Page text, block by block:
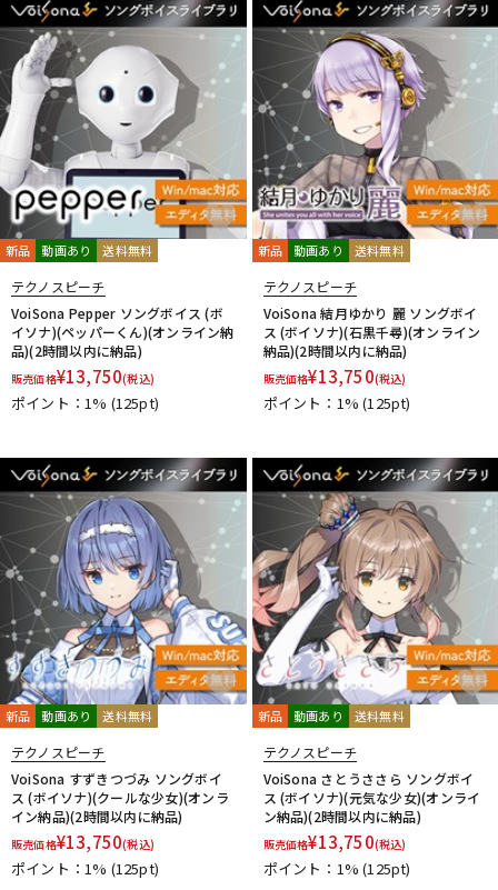
新品 動画あり 送料無料
テクノスピーチ
VoiSona Pepper ソングボイス (ボ
イソナ)(ペッパーくん)(オンライン納
品)(2時間以内に納品)
販売価格¥13,750(税込)
ポイント：1% (125pt)
新品 動画あり 送料無料
テクノスピーチ
VoiSona 結月ゆかり 麗 ソングボイ
ス (ボイソナ)(石黒千尋)(オンライン
納品)(2時間以内に納品)
販売価格¥13,750(税込)
ポイント：1%(125pt)
新品 動画あり 送料無料
テクノスピーチ
VoiSona すずきつづみ ソングボイ
ス (ボイソナ)(クールな少女)(オンラ
イン納品)(2時間以内に納品)
販売価格¥13,750(税込)
ポイント：1% (125pt)
新品 動画あり 送料無料
テクノスピーチ
VoiSona さとうささら ソングボイ
ス (ボイソナ)(元気な少女)(オンライ
ン納品)(2時間以内に納品)
販売価格¥13,750(税込)
ポイント：1%(125pt)